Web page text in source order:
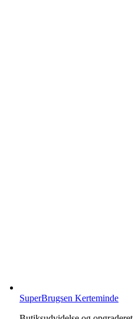
SuperBrugsen Kerteminde